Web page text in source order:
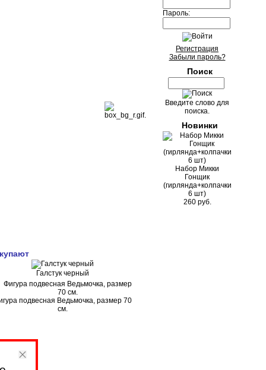
Галстук черный
подвесная Ведьмочка, размер 70
см.
Пароль:
Регистрация
Забыли пароль?
Поиск
Введите слово для
поиска.
Новинки
Набор Микки
Гонщик
(гирлянда+колпачки
6 шт)
260 руб.